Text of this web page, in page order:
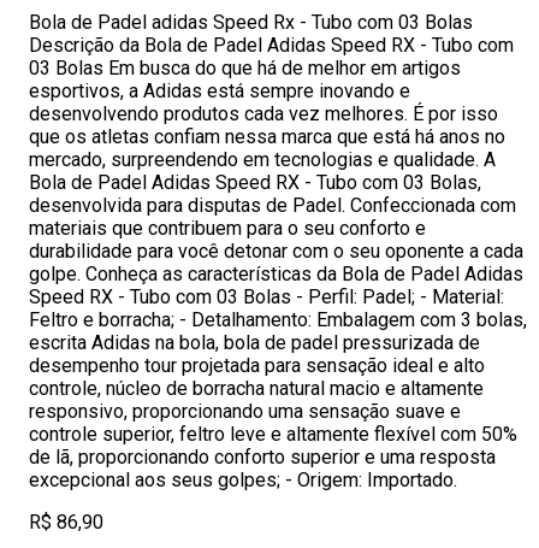
Bola de Padel adidas Speed Rx - Tubo com 03 Bolas
Descrição da Bola de Padel Adidas Speed RX - Tubo com
03 Bolas Em busca do que há de melhor em artigos
esportivos, a Adidas está sempre inovando e
desenvolvendo produtos cada vez melhores. É por isso
que os atletas confiam nessa marca que está há anos no
mercado, surpreendendo em tecnologias e qualidade. A
Bola de Padel Adidas Speed RX - Tubo com 03 Bolas,
desenvolvida para disputas de Padel. Confeccionada com
materiais que contribuem para o seu conforto e
durabilidade para você detonar com o seu oponente a cada
golpe. Conheça as características da Bola de Padel Adidas
Speed RX - Tubo com 03 Bolas - Perfil: Padel; - Material:
Feltro e borracha; - Detalhamento: Embalagem com 3 bolas,
escrita Adidas na bola, bola de padel pressurizada de
desempenho tour projetada para sensação ideal e alto
controle, núcleo de borracha natural macio e altamente
responsivo, proporcionando uma sensação suave e
controle superior, feltro leve e altamente flexível com 50%
de lã, proporcionando conforto superior e uma resposta
excepcional aos seus golpes; - Origem: Importado.
R$ 86,90